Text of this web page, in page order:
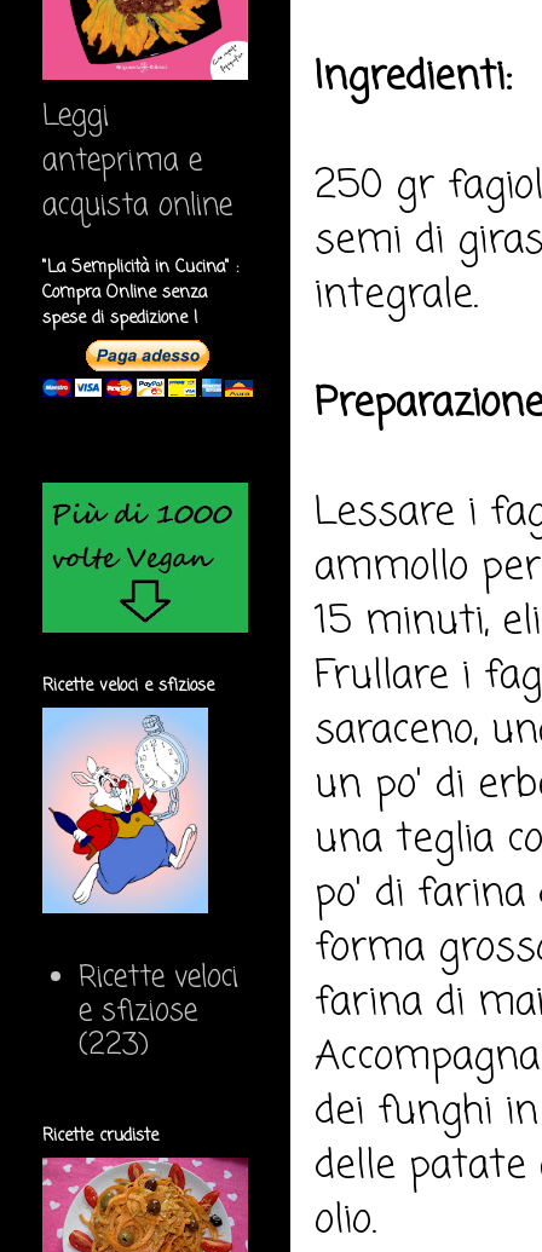
Ingredienti:
250 gr
semi di
integrale.
Lessare i
ammollo
15 minuti,
Frullare i
saraceno,
un po' di
una teglia
po' di farina
forma
farina di
dei funghi
delle
olio.
Leggi
anteprima e
acquista online
"La Semplicità in Cucina" :
Compra Online senza
spese di spedizione !
Ricette veloci e sfiziose
Ricette veloci
e sfiziose
(223)
Ricette crudiste